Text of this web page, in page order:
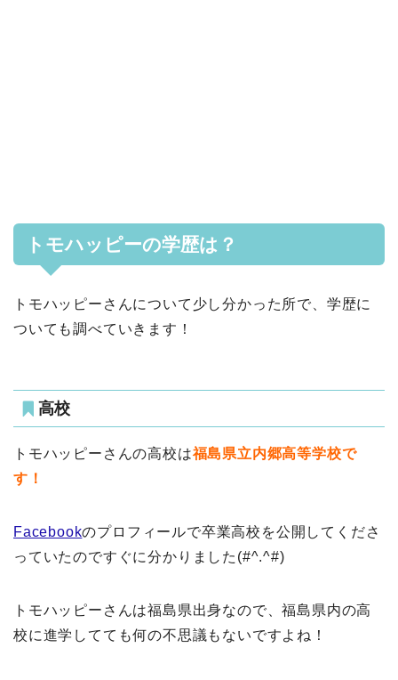
トモハッピーの学歴は？
トモハッピーさんについて少し分かった所で、学歴に
ついても調べていきます！
高校
トモハッピーさんの高校は福島県立内郷高等学校で
す！
Facebookのプロフィールで卒業高校を公開してくださ
っていたのですぐに分かりました(#^.^#)
トモハッピーさんは福島県出身なので、福島県内の高
校に進学してても何の不思議もないですよね！